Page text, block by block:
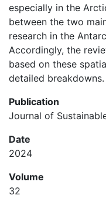
especially in the
between the two
research in the
Accordingly, the
based on these
detailed breakdowns.
Publication
Journal of
Date
2024
Volume
32